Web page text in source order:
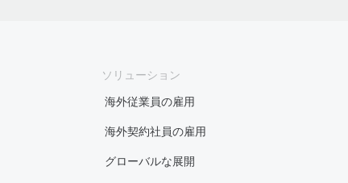
ソリューション
海外従業員の雇用
海外契約社員の雇用
グローバルな展開